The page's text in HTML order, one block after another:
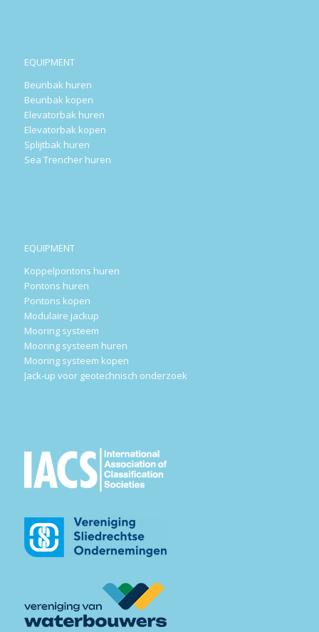
EQUIPMENT
Beunbak huren
Beunbak kopen
Elevatorbak huren
Elevatorbak kopen
Splijtbak huren
Sea Trencher huren
EQUIPMENT
Koppelpontons huren
Pontons huren
Pontons kopen
Modulaire jackup
Mooring systeem
Mooring systeem huren
Mooring systeem kopen
Jack-up voor geotechnisch onderzoek